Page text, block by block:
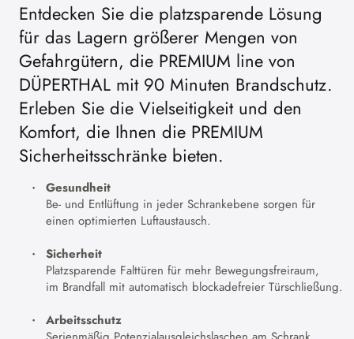
Entdecken Sie die platzsparende Lösung
für das Lagern größerer Mengen von
Gefahrgütern, die PREMIUM line von
DÜPERTHAL mit 90 Minuten Brandschutz.
Erleben Sie die Vielseitigkeit und den
Komfort, die Ihnen die PREMIUM
Sicherheitsschränke bieten.
Gesundheit
Be- und Entlüftung in jeder Schrankebene sorgen für
einen optimierten Luftaustausch.
Sicherheit
Platzsparende Falttüren für mehr Bewegungsfreiraum,
im Brandfall mit automatisch blockadefreier Türschließung.
Arbeitsschutz